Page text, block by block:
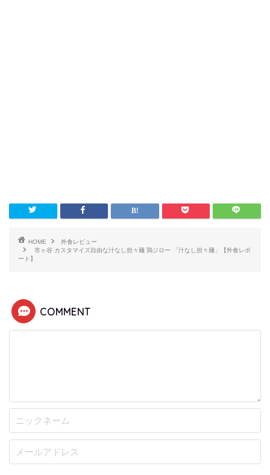
HOME
外食レビュー
市ヶ谷 カスタマイズ自由な汁なし担々麺 鶏ジロー 「汁なし担々麺」【外食レポ
ート】
COMMENT